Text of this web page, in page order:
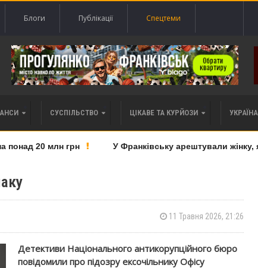
Блоги Публікації Спецтеми
СУСПІЛЬСТВО ЦІКАВЕ ТА КУРЙОЗИ
20 млн грн У Франківську арештували жінку,
11 Травня 2026, 21:26
Детективи Національного антикорупційного бюро
повідомили про підозру ексочільнику Офісу